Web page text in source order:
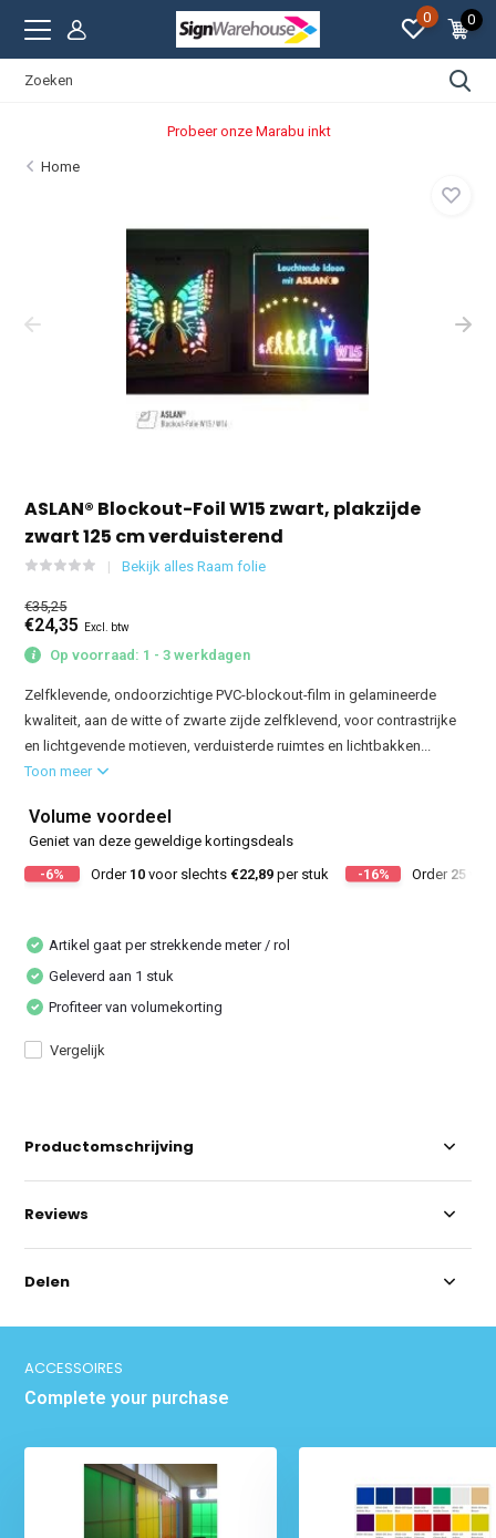
0 0
Probeer onze Marabu inkt
Home
ASLAN® Blockout-Foil W15 zwart, plakzijde
zwart 125 cm verduisterend
Bekijk alles Raam folie
€35,25
€24,35 Excl. btw
Op voorraad: 1 - 3 werkdagen
Zelfklevende, ondoorzichtige PVC-blockout-film in gelamineerde
kwaliteit, aan de witte of zwarte zijde zelfklevend, voor contrastrijke
en lichtgevende motieven, verduisterde ruimtes en lichtbakken...
Toon meer
Volume voordeel
Geniet van deze geweldige kortingsdeals
-6%
Order 10 voor slechts €22,89 per stuk -16% Order 25
Artikel gaat per strekkende meter / rol
Geleverd aan 1 stuk
Profiteer van volumekorting
Vergelijk
Productomschrijving
Reviews
Delen
ACCESSOIRES
Complete your purchase